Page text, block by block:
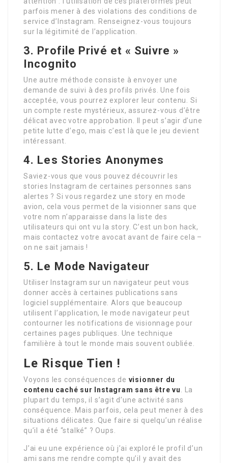
parfois mener à des violations des conditions de
service d’Instagram. Renseignez-vous toujours
sur la légitimité de l’application.
3. Profile Privé et « Suivre »
Incognito
Une autre méthode consiste à envoyer une
demande de suivi à des profils privés. Une fois
acceptée, vous pourrez explorer leur contenu. Si
un compte reste mystérieux, assurez-vous d’être
délicat avec votre approbation. Il peut s’agir d’une
petite lutte d’ego, mais c’est là que le jeu devient
intéressant.
4. Les Stories Anonymes
Saviez-vous que vous pouvez découvrir les
stories Instagram de certaines personnes sans
alertes ? Si vous regardez une story en mode
avion, cela vous permet de la visionner sans que
votre nom n’apparaisse dans la liste des
utilisateurs qui ont vu la story. C’est un bon hack,
mais contactez votre avocat avant de faire cela –
on ne sait jamais !
5. Le Mode Navigateur
Utiliser Instagram sur un navigateur peut vous
donner accès à certaines publications sans
logiciel supplémentaire. Alors que beaucoup
utilisent l’application, le mode navigateur peut
contourner les notifications de visionnage pour
certaines pages publiques. Une technique
familière à tout le monde mais souvent oubliée.
Le Risque Tien !
Voyons les conséquences de visionner du
contenu caché sur Instagram sans être vu
. La
plupart du temps, il s’agit d’une activité sans
conséquence. Mais parfois, cela peut mener à des
situations délicates. Que faire si quelqu’un réalise
qu’il a été “stalké” ? Oups.
J’ai eu une expérience où j’ai exploré le profil d’un
ami sans me rendre compte qu’il y avait des